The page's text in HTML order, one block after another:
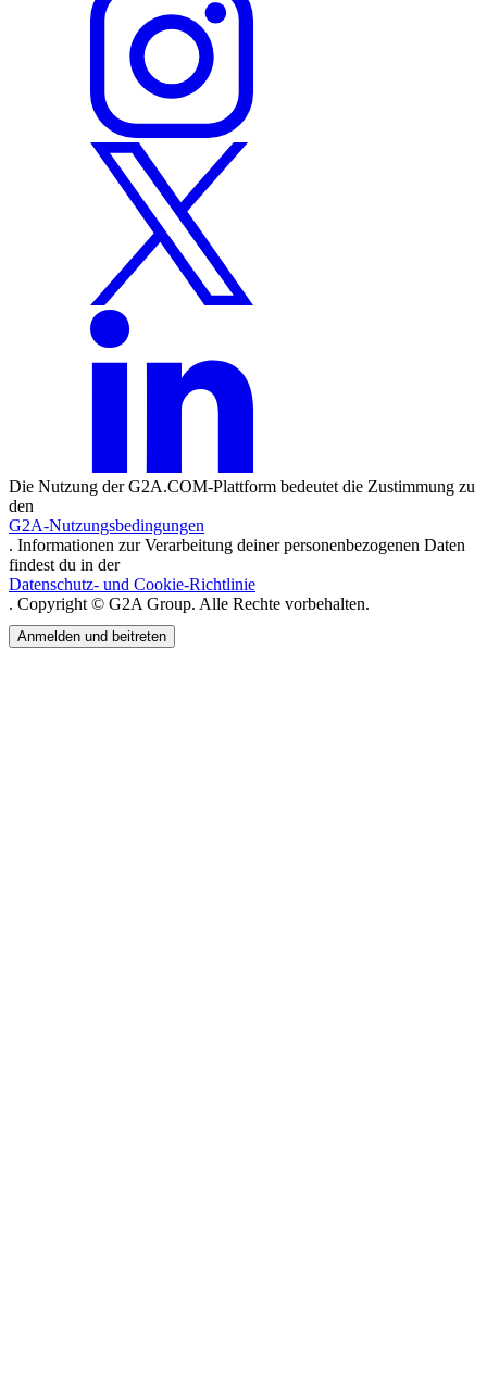
Die Nutzung der G2A.COM-Plattform bedeutet die Zustimmung zu
den
G2A-Nutzungsbedingungen
. Informationen zur Verarbeitung deiner personenbezogenen Daten
findest du in der
Datenschutz- und Cookie-Richtlinie
. Copyright © G2A Group. Alle Rechte vorbehalten.
Anmelden und beitreten